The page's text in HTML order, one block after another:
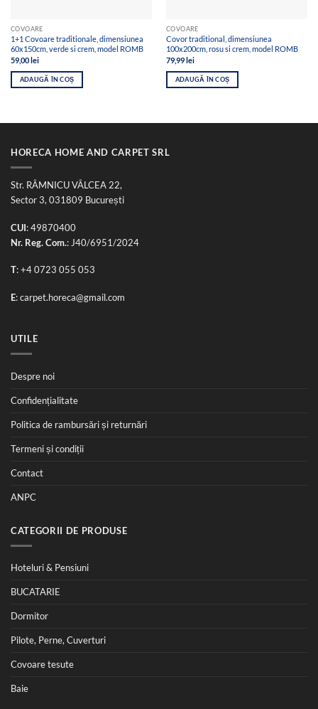
COVOARE
1+1 Covoare traditionale, dimensiunea
60x150cm, verde si crem, model ROMB
59,00 lei
ADAUGĂ ÎN COȘ
COVOARE
Covor traditional, dimensiunea
100x200cm, rosu si crem, model ROMB
79,99 lei
ADAUGĂ ÎN COȘ
HORECA HOME AND CARPET SRL
Str. RÂMNICU VÂLCEA 22,
Sector 3, 031809 București
CUI: 49870400
Nr. Reg. Com.: J40/6951/2024
T:+4 0723 055 053
E:carpet.horeca@gmail.com
UTILE
Despre noi
Confidențialitate
Politica de rambursări și returnări
Termeni și condiții
Contact
ANPC
CATEGORII DE PRODUSE
Hoteluri & Pensiuni
BUCATARIE
Dormitor
Pilote, Perne, Cuverturi
Covoare tesute
Baie